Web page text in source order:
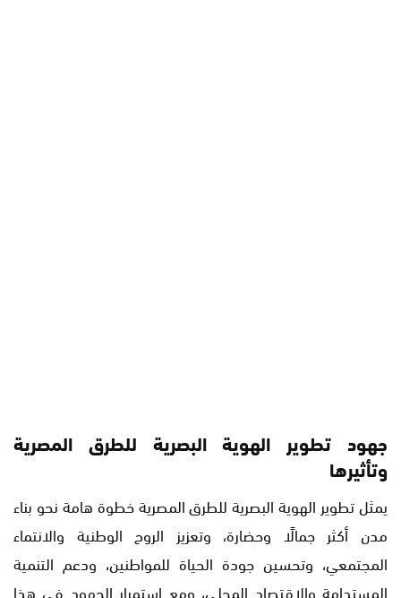
جهود تطوير الهوية البصرية للطرق المصرية
وتأثيرها
يمثل تطوير الهوية البصرية للطرق المصرية خطوة هامة نحو بناء
مدن أكثر جمالًا وحضارة، وتعزيز الروح الوطنية والانتماء
المجتمعي، وتحسين جودة الحياة للمواطنين، ودعم التنمية
المستدامة والاقتصاد المحلي، ومع استمرار الجهود في هذا